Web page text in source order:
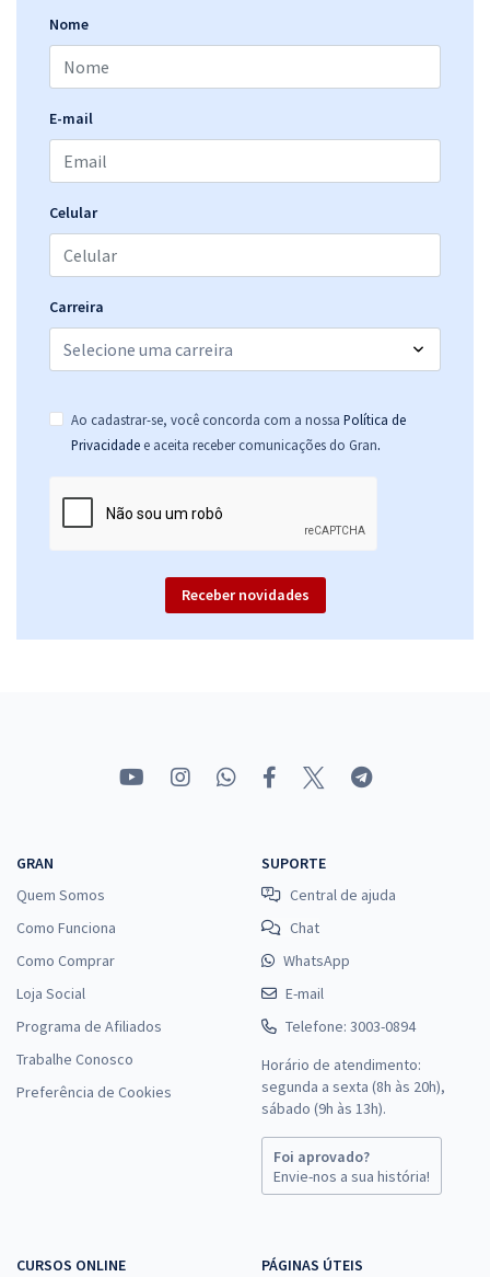
Nome
E-mail
Celular
Carreira
Ao cadastrar-se, você concorda com a nossa Política de
Privacidade e aceita receber comunicações do Gran.
Receber novidades
GRAN
Quem Somos
Como Funciona
Como Comprar
Loja Social
Programa de Afiliados
Trabalhe Conosco
Preferência de Cookies
SUPORTE
Central de ajuda
Chat
WhatsApp
E-mail
Telefone: 3003-0894
Horário de atendimento:
segunda a sexta (8h às 20h),
sábado (9h às 13h).
Foi aprovado?
Envie-nos a sua história!
CURSOS ONLINE PÁGINAS ÚTEIS